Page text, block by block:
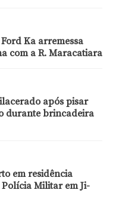
Ka arremessa
com a R. Maracatiara
após pisar
durante brincadeira
em residência
Militar em Ji-